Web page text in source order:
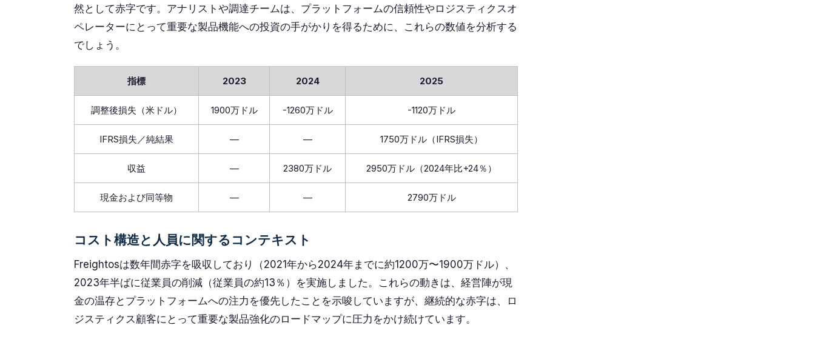
然として赤字です。アナリストや調達チームは、プラットフォームの信頼性やロジスティクスオ
ペレーターにとって重要な製品機能への投資の手がかりを得るために、これらの数値を分析する
でしょう。
指標 2023 2024 2025
調整後損失（米ドル） 1900万ドル -1260万ドル -1120万ドル
IFRS損失／純結果 — — 1750万ドル（IFRS損失）
収益 — 2380万ドル 2950万ドル（2024年比+24％）
現金および同等物 — — 2790万ドル
コスト構造と人員に関するコンテキスト
Freightosは数年間赤字を吸収しており（2021年から2024年までに約1200万〜1900万ドル）、
2023年半ばに従業員の削減（従業員の約13％）を実施しました。これらの動きは、経営陣が現
金の温存とプラットフォームへの注力を優先したことを示唆していますが、継続的な赤字は、ロ
ジスティクス顧客にとって重要な製品強化のロードマップに圧力をかけ続けています。